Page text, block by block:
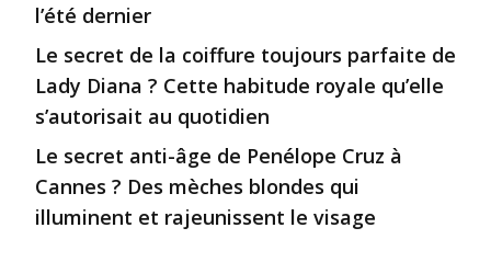
l’été dernier
Le secret de la coiffure toujours parfaite de
Lady Diana ? Cette habitude royale qu’elle
s’autorisait au quotidien
Le secret anti-âge de Penélope Cruz à
Cannes ? Des mèches blondes qui
illuminent et rajeunissent le visage